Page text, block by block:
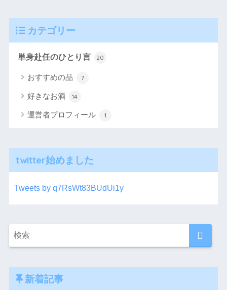
カテゴリー
単身赴任のひとり言 20
おすすめの品 7
好きなお酒 14
運営者プロフィール 1
twitter始めました
Tweets by q7RsWt83BUdUi1y
新着記事